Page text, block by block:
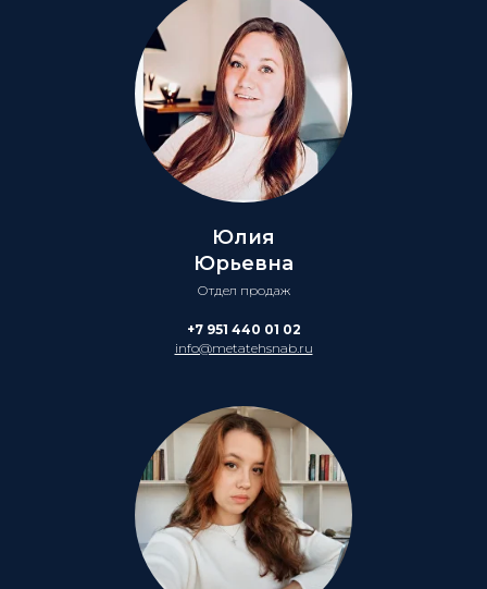
Юлия
Юрьевна
Отдел продаж
+7 951 440 01 02
info@metatehsnab.ru